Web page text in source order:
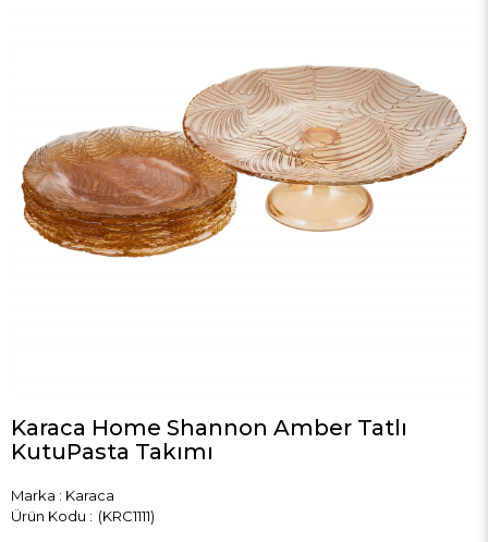
Karaca Home Shannon Amber Tatlı
KutuPasta Takımı
Marka : Karaca
(KRC1111)